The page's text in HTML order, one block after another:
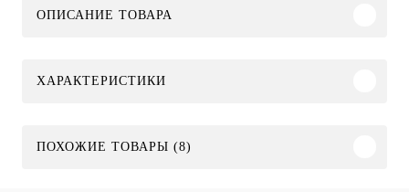
ОПИСАНИЕ ТОВАРА
ХАРАКТЕРИСТИКИ
ПОХОЖИЕ ТОВАРЫ (8)